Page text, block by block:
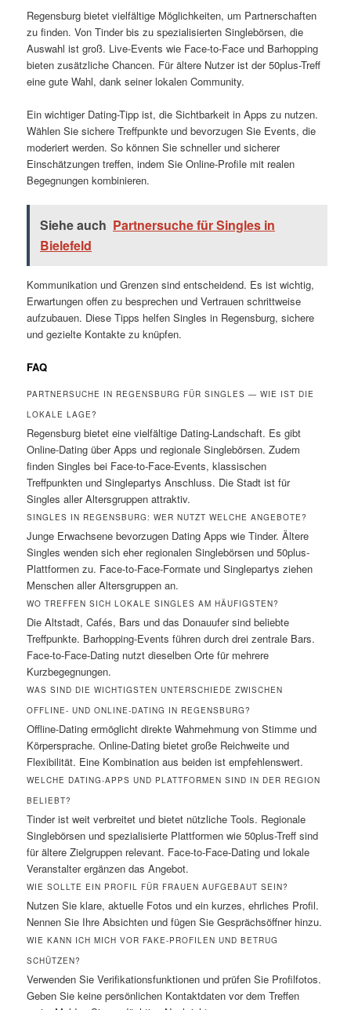
Regensburg bietet vielfältige Möglichkeiten, um Partnerschaften
zu finden. Von Tinder bis zu spezialisierten Singlebörsen, die
Auswahl ist groß. Live-Events wie Face-to-Face und Barhopping
bieten zusätzliche Chancen. Für ältere Nutzer ist der 50plus-Treff
eine gute Wahl, dank seiner lokalen Community.
Ein wichtiger Dating-Tipp ist, die Sichtbarkeit in Apps zu nutzen.
Wählen Sie sichere Treffpunkte und bevorzugen Sie Events, die
moderiert werden. So können Sie schneller und sicherer
Einschätzungen treffen, indem Sie Online-Profile mit realen
Begegnungen kombinieren.
Siehe auch Partnersuche für Singles in
Bielefeld
Kommunikation und Grenzen sind entscheidend. Es ist wichtig,
Erwartungen offen zu besprechen und Vertrauen schrittweise
aufzubauen. Diese Tipps helfen Singles in Regensburg, sichere
und gezielte Kontakte zu knüpfen.
FAQ
PARTNERSUCHE IN REGENSBURG FÜR SINGLES — WIE IST DIE
LOKALE LAGE?
Regensburg bietet eine vielfältige Dating-Landschaft. Es gibt
Online-Dating über Apps und regionale Singlebörsen. Zudem
finden Singles bei Face-to-Face-Events, klassischen
Treffpunkten und Singlepartys Anschluss. Die Stadt ist für
Singles aller Altersgruppen attraktiv.
SINGLES IN REGENSBURG: WER NUTZT WELCHE ANGEBOTE?
Junge Erwachsene bevorzugen Dating Apps wie Tinder. Ältere
Singles wenden sich eher regionalen Singlebörsen und 50plus-
Plattformen zu. Face-to-Face-Formate und Singlepartys ziehen
Menschen aller Altersgruppen an.
WO TREFFEN SICH LOKALE SINGLES AM HÄUFIGSTEN?
Die Altstadt, Cafés, Bars und das Donauufer sind beliebte
Treffpunkte. Barhopping-Events führen durch drei zentrale Bars.
Face-to-Face-Dating nutzt dieselben Orte für mehrere
Kurzbegegnungen.
WAS SIND DIE WICHTIGSTEN UNTERSCHIEDE ZWISCHEN
OFFLINE- UND ONLINE-DATING IN REGENSBURG?
Offline-Dating ermöglicht direkte Wahrnehmung von Stimme und
Körpersprache. Online-Dating bietet große Reichweite und
Flexibilität. Eine Kombination aus beiden ist empfehlenswert.
WELCHE DATING-APPS UND PLATTFORMEN SIND IN DER REGION
BELIEBT?
Tinder ist weit verbreitet und bietet nützliche Tools. Regionale
Singlebörsen und spezialisierte Plattformen wie 50plus-Treff sind
für ältere Zielgruppen relevant. Face-to-Face-Dating und lokale
Veranstalter ergänzen das Angebot.
WIE SOLLTE EIN PROFIL FÜR FRAUEN AUFGEBAUT SEIN?
Nutzen Sie klare, aktuelle Fotos und ein kurzes, ehrliches Profil.
Nennen Sie Ihre Absichten und fügen Sie Gesprächsöffner hinzu.
WIE KANN ICH MICH VOR FAKE-PROFILEN UND BETRUG
SCHÜTZEN?
Verwenden Sie Verifikationsfunktionen und prüfen Sie Profilfotos.
Geben Sie keine persönlichen Kontaktdaten vor dem Treffen